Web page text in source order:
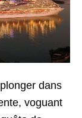
dans
voguant